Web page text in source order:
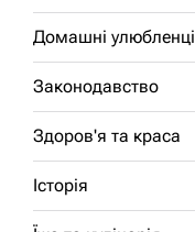
Домашні улюбленці
Законодавство
Здоров'я та краса
Історія